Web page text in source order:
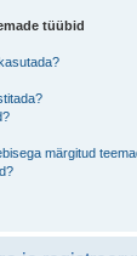
tüübid
märgitud